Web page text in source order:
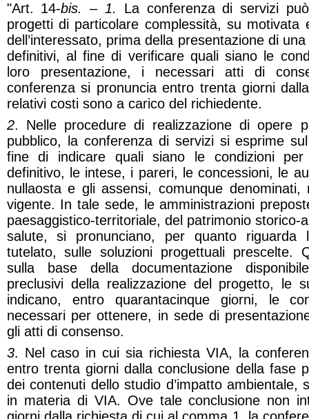
"Art. 14-bis. – 1. La conferenza di servizi
progetti di particolare complessità, su motivata
dell’interessato, prima della presentazione di
definitivi, al fine di verificare quali siano le
loro presentazione, i necessari atti di
conferenza si pronuncia entro trenta giorni
relativi costi sono a carico del richiedente.
2. Nelle procedure di realizzazione di opere
pubblico, la conferenza di servizi si esprime
fine di indicare quali siano le condizioni
definitivo, le intese, i pareri, le concessioni, le
nullaosta e gli assensi, comunque denominati,
vigente. In tale sede, le amministrazioni
paesaggistico-territoriale, del patrimonio storico-
salute, si pronunciano, per quanto riguarda
tutelato, sulle soluzioni progettuali prescelte.
sulla base della documentazione
preclusivi della realizzazione del progetto, le
indicano, entro quarantacinque giorni, le
necessari per ottenere, in sede di
gli atti di consenso.
3. Nel caso in cui sia richiesta VIA, la
entro trenta giorni dalla conclusione della fase
dei contenuti dello studio d’impatto ambientale,
in materia di VIA. Ove tale conclusione non